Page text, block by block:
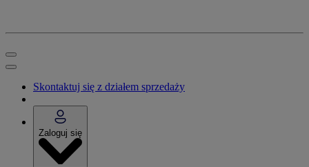
Skontaktuj się z działem sprzedaży
Zaloguj się